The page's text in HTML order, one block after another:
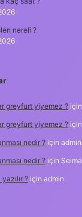
nereli ?
greyfurt yiyemez ?için
greyfurt yiyemez ?için
nedir ?için admin
nedir ?için Selma
?için admin